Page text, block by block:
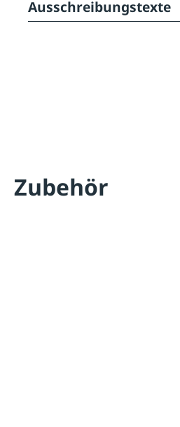
Ausschreibungstexte
Zubehör